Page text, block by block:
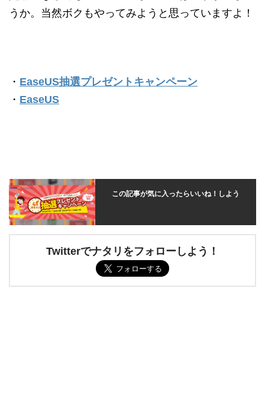
うか。当然ボクもやってみようと思っていますよ！
・ EaseUS抽選プレゼントキャンペーン
・ EaseUS
この記事が気に入ったらいいね！しよう
Twitterでナタリをフォローしよう！